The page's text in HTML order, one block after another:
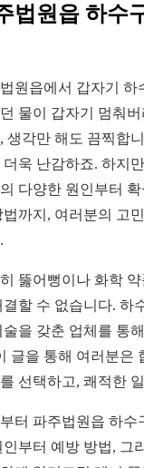
법원읍 하수
원읍에서 갑자기 하
물이 갑자기 멈춰
생각만 해도 끔찍합
더욱 난감하죠. 하지
다양한 원인부터
법까지, 여러분의 고
뚫어뻥이나 화학
결할 수 없습니다. 하
술을 갖춘 업체를 통
글을 통해 여러분은
선택하고, 쾌적한
터 파주법원읍 하수
인부터 예방 방법, 그